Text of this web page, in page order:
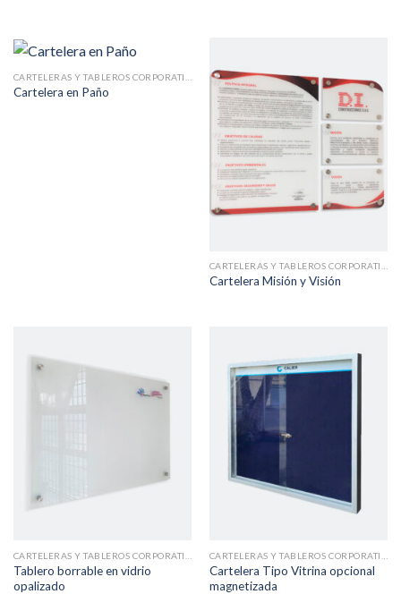
Cartelera en Paño
Cartelera Misión y Visión
Tablero borrable en vidrio
opalizado
Cartelera Tipo Vitrina opcional
magnetizada